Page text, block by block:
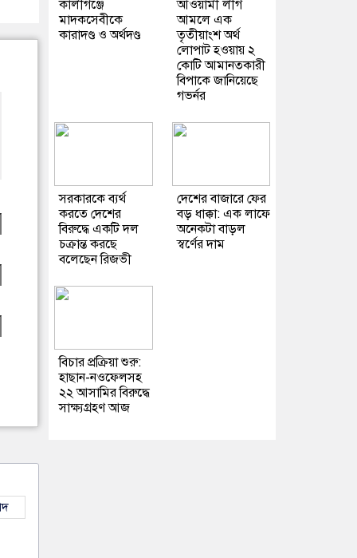
কালীগঞ্জে
মাদকসেবীকে
কারাদণ্ড ও অর্থদণ্ড
আওয়ামী লীগ
আমলে এক
তৃতীয়াংশ অর্থ
লোপাট হওয়ায় ২
কোটি আমানতকারী
বিপাকে জানিয়েছে
গভর্নর
সরকারকে ব্যর্থ
করতে দেশের
বিরুদ্ধে একটি দল
চক্রান্ত করছে
বলেছেন রিজভী
দেশের বাজারে ফের
বড় ধাক্কা: এক লাফে
অনেকটা বাড়ল
স্বর্ণের দাম
বিচার প্রক্রিয়া শুরু:
হাছান-নওফেলসহ
২২ আসামির বিরুদ্ধে
সাক্ষ্যগ্রহণ আজ